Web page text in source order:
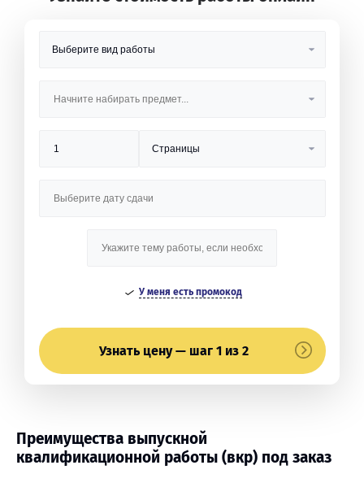
У меня есть промокод
Узнать цену — шаг 1 из 2
Преимущества выпускной
квалификационной работы (вкр) под заказ